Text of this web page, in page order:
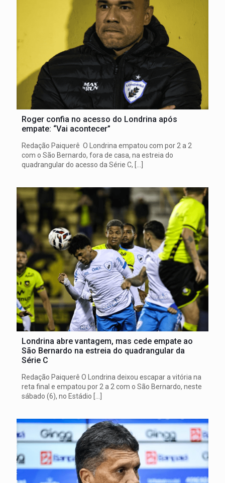
Roger confia no acesso do Londrina após
empate: “Vai acontecer”
Redação Paiquerê O Londrina empatou com por 2 a 2
com o São Bernardo, fora de casa, na estreia do
quadrangular do acesso da Série C,
Londrina abre vantagem, mas cede empate ao
São Bernardo na estreia do quadrangular da
Série C
Redação Paiquerê O Londrina deixou escapar a vitória na
reta final e empatou por 2 a 2 com o São Bernardo, neste
sábado (6), no Estádio […]